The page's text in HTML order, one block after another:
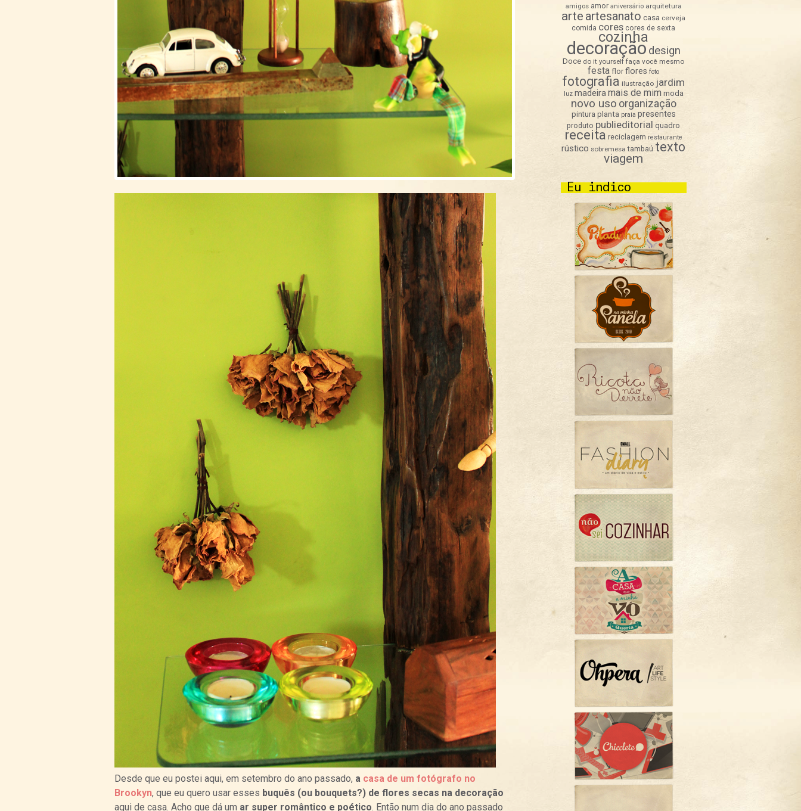
Desde que eu postei aqui, em setembro do ano passado, a casa de um fotógrafo no
Brookyn, que eu quero usar esses buquês (ou bouquets?) de flores secas na decoração
aqui de casa. Acho que dá um ar super romântico e poético. Então num dia do ano passado
amigos amor aniversário arquitetura
arte artesanato casa cerveja
comida cores cores de sexta
cozinha
decoraçãodesign
Doce do it yourself faça você mesmo
festa flor flores foto
fotografia ilustração jardim
luz madeiramais de mim moda
novo uso organização
pintura planta praia presentes
produto publieditorial quadro
receita reciclagem restaurante
rústico sobremesa tambaú texto
viagem
Eu indico